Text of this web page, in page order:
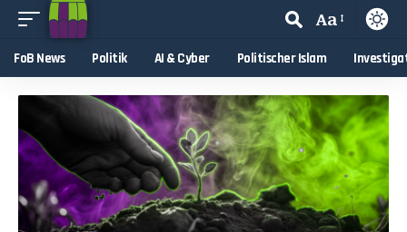
Aa
FoB News Politik AI & Cyber Politischer Islam